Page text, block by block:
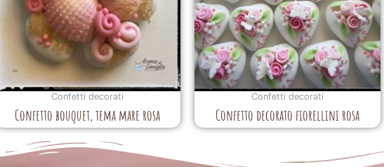
Confetti decorati
Confetto bouquet, tema mare rosa
Confetti decorati
Confetto decorato fiorellini rosa